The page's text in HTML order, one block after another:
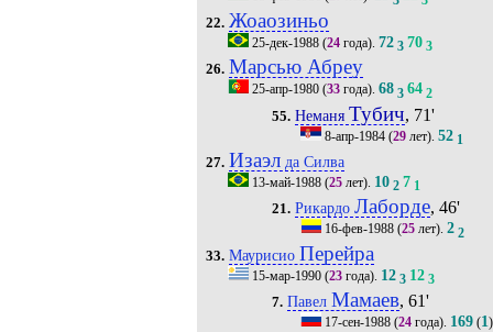
22. Жоаозиньо
25-дек-1988(24года). 72 3 70 3
26. Марсью Абреу
25-апр-1980(33года). 68 3 64 2
55. Неманя Тубич, 71'
8-апр-1984 (29 лет).52 1
27. Изаэлда Силва
13-май-1988(25лет). 10 2 7 1
21. Рикардо Лаборде, 46'
16-фев-1988 (25 лет).2 2
33. Маурисио Перейра
15-мар-1990(23года). 12 3 12 3
7. Павел Мамаев, 61'
17-сен-1988 (24 года). 169 (1)